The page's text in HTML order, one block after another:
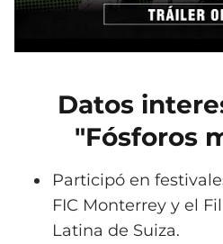
Datos
"Fósforos
Participó en
FIC Monterrey y el
Latina de Suiza.